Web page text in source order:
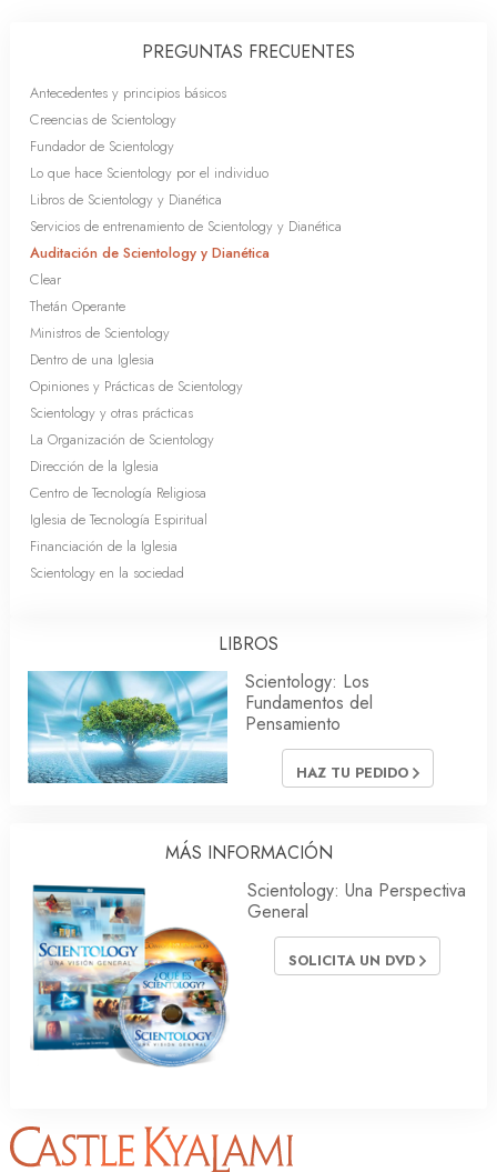
PREGUNTAS FRECUENTES
Antecedentes y principios básicos
Creencias de Scientology
Fundador de Scientology
Lo que hace Scientology por el individuo
Libros de Scientology y Dianética
Servicios de entrenamiento de Scientology y Dianética
Auditación de Scientology y Dianética
Clear
Thetán Operante
Ministros de Scientology
Dentro de una Iglesia
Opiniones y Prácticas de Scientology
Scientology y otras prácticas
La Organización de Scientology
Dirección de la Iglesia
Centro de Tecnología Religiosa
Iglesia de Tecnología Espiritual
Financiación de la Iglesia
Scientology en la sociedad
LIBROS
Scientology: Los
Fundamentos del
Pensamiento
HAZ TU PEDIDO
MÁS INFORMACIÓN
Scientology: Una Perspectiva
General
SOLICITA UN DVD